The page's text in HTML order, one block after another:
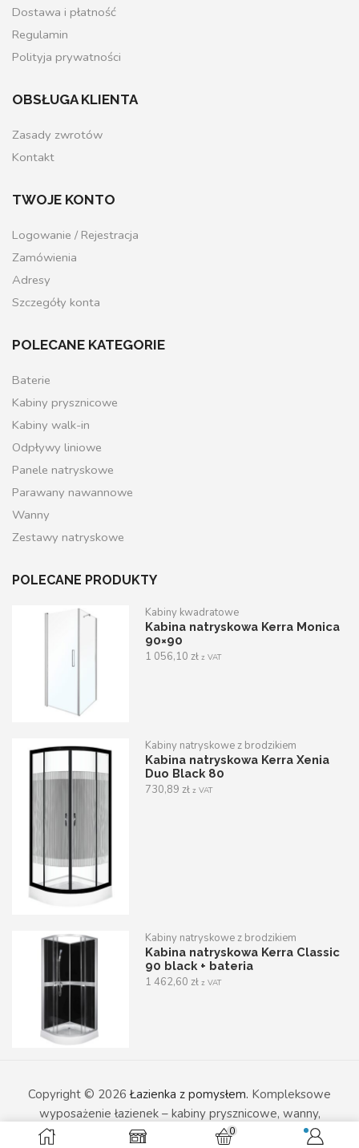
0
Dostawa i płatność
Regulamin
Polityja prywatności
OBSŁUGA KLIENTA
Zasady zwrotów
Kontakt
TWOJE KONTO
Logowanie / Rejestracja
Zamówienia
Adresy
Szczegóły konta
POLECANE KATEGORIE
Baterie
Kabiny prysznicowe
Kabiny walk-in
Odpływy liniowe
Panele natryskowe
Parawany nawannowe
Wanny
Zestawy natryskowe
POLECANE PRODUKTY
Kabiny kwadratowe
Kabina natryskowa Kerra Monica
90×90
1 056,10zł z VAT
Kabiny natryskowe z brodzikiem
Kabina natryskowa Kerra Xenia
Duo Black 80
730,89zł z VAT
Kabiny natryskowe z brodzikiem
Kabina natryskowa Kerra Classic
90 black + bateria
1 462,60zł z VAT
Copyright © 2026Łazienka z pomysłem. Kompleksowe
wyposażenie łazienek – kabiny prysznicowe, wanny,
umywalki i armatura sanitarna w nowoczesnym wydaniu.